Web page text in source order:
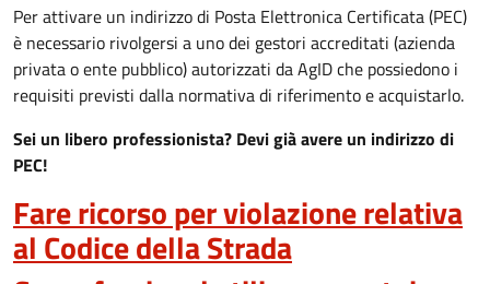
Per attivare un indirizzo di Posta Elettronica Certificata (PEC)
è necessario rivolgersi a uno dei gestori accreditati (azienda
privata o ente pubblico) autorizzati da AgID che possiedono i
requisiti previsti dalla normativa di riferimento e acquistarlo.
Sei un libero professionista? Devi già avere un indirizzo di
PEC!
Fare ricorso per violazione relativa
al Codice della Strada